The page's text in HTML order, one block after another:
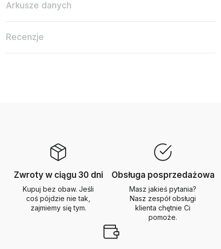
Arkusze danych
Recenzje
Zwroty w ciągu 30 dni
Kupuj bez obaw. Jeśli
coś pójdzie nie tak,
zajmiemy się tym.
Obsługa posprzedażowa
Masz jakieś pytania?
Nasz zespół obsługi
klienta chętnie Ci
pomoże.